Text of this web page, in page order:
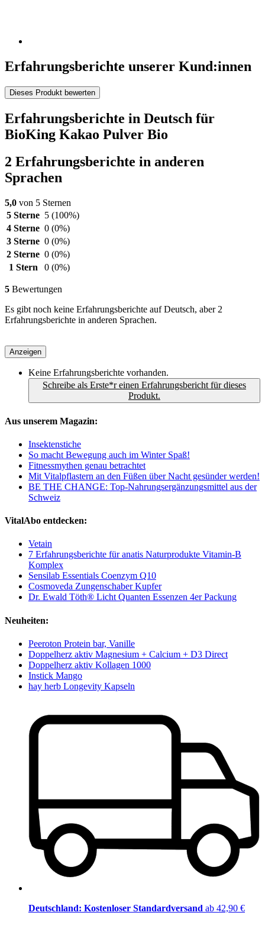
Erfahrungsberichte unserer Kund:innen
Dieses Produkt bewerten
Erfahrungsberichte in Deutsch für
BioKing Kakao Pulver Bio
2 Erfahrungsberichte in anderen
Sprachen
5,0 von 5 Sternen
5 Sterne 5 (100%)
4 Sterne 0 (0%)
3 Sterne 0 (0%)
2 Sterne 0 (0%)
1 Stern
0 (0%)
5 Bewertungen
Es gibt noch keine Erfahrungsberichte auf Deutsch, aber 2
Erfahrungsberichte in anderen Sprachen.
Anzeigen
Keine Erfahrungsberichte vorhanden.
Schreibe als Erste*r einen Erfahrungsbericht für dieses
Produkt.
Aus unserem Magazin:
Insektenstiche
So macht Bewegung auch im Winter Spaß!
Fitnessmythen genau betrachtet
Mit Vitalpflastern an den Füßen über Nacht gesünder werden!
BE THE CHANGE: Top-Nahrungsergänzungsmittel aus der
Schweiz
VitalAbo entdecken:
Vetain
7 Erfahrungsberichte für anatis Naturprodukte Vitamin-B
Komplex
Sensilab Essentials Coenzym Q10
Cosmoveda Zungenschaber Kupfer
Dr. Ewald Töth® Licht Quanten Essenzen 4er Packung
Neuheiten:
Peeroton Protein bar, Vanille
Doppelherz aktiv Magnesium + Calcium + D3 Direct
Doppelherz aktiv Kollagen 1000
Instick Mango
hay herb Longevity Kapseln
Deutschland: Kostenloser Standardversand ab 42,90 €